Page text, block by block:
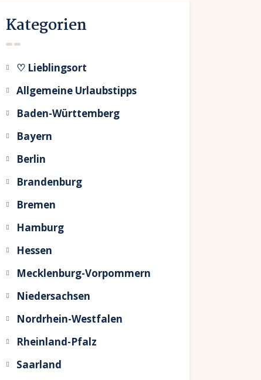
Kategorien
♡ Lieblingsort
Allgemeine Urlaubstipps
Baden-Württemberg
Bayern
Berlin
Brandenburg
Bremen
Hamburg
Hessen
Mecklenburg-Vorpommern
Niedersachsen
Nordrhein-Westfalen
Rheinland-Pfalz
Saarland